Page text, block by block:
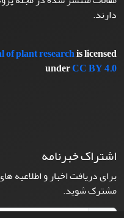
دارند.
of plant researchis licensed
underCC BY 4.0
اشتراک خبرنامه
برای دریافت اخبار و اطلاعیه
مشترک شوید.